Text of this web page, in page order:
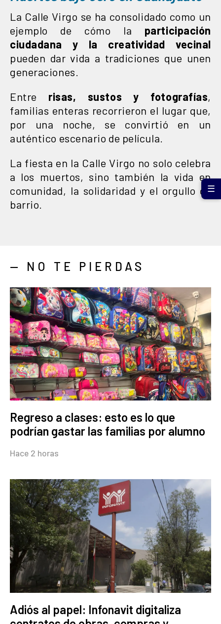
La Calle Virgo se ha consolidado como un
ejemplo de cómo la participación
ciudadana y la creatividad vecinal
pueden dar vida a tradiciones que unen
generaciones.
Entre risas, sustos y fotografías,
familias enteras recorrieron el lugar que,
por una noche, se convirtió en un
auténtico escenario de película.
La fiesta en la Calle Virgo no solo celebra
a los muertos, sino también la vida en
comunidad, la solidaridad y el orgullo de
barrio.
— NO TE PIERDAS
Regreso a clases: esto es lo que
podrían gastar las familias por alumno
Hace 2 horas
Adiós al papel: Infonavit digitaliza
☰